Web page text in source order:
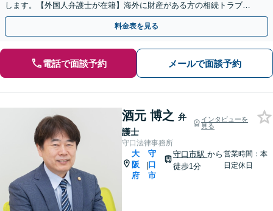
します。【外国人弁護士が在籍】海外に財産がある方の相続トラブル
を多数解決。交渉を外国語で代行します。
料金表を見る
電話で面談予約 メールで面談予約
酒元 博之 弁
護士
インタビューを
見る
守口法律事務所
大
阪
府
|
守
口
市
守口市駅 から
徒歩1分
営業時間：本
日定休日